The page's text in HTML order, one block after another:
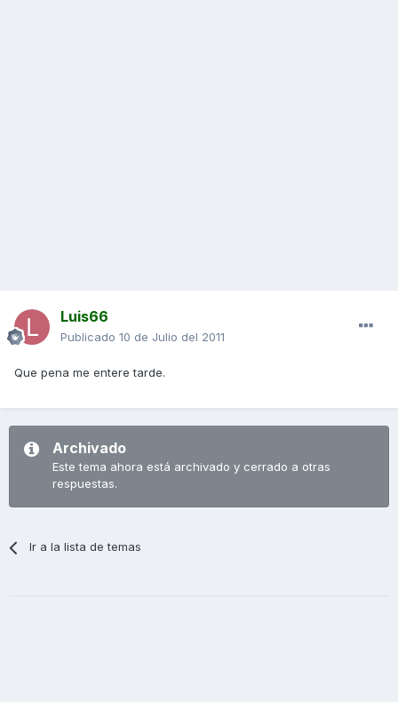
Luis66
Publicado 10 de Julio del 2011
Que pena me entere tarde.
Archivado
Este tema ahora está archivado y cerrado a otras
respuestas.
Ir a la lista de temas